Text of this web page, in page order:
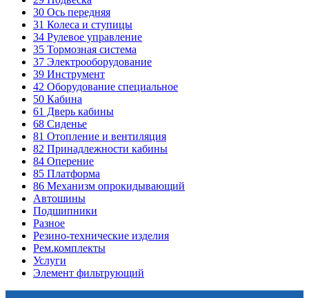
30 Ось передняя
31 Колеса и ступицы
34 Рулевое управление
35 Тормозная система
37 Электрооборудование
39 Инструмент
42 Оборудование специальное
50 Кабина
61 Дверь кабины
68 Сиденье
81 Отопление и вентиляция
82 Принадлежности кабины
84 Оперение
85 Платформа
86 Механизм опрокидывающий
Автошины
Подшипники
Разное
Резино-технические изделия
Рем.комплекты
Услуги
Элемент фильтрующий